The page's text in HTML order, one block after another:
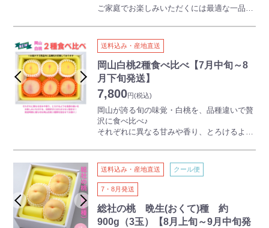
きません
ご家庭でお楽しみいただくには最適な一品で
このボリュームでこの価格はご満足いただけ
ること間違いなし！
規格外品のため、到着後はお早めにお召し上
がりください。
※お徳用商品のため、発送にお時間をいただ
く場合がございます。
【ご注意】
本商品は離島・沖縄県・北海道にはお届けで
きません
本商品には熨斗をつけることができません
送料込み・産地直送
岡山白桃2種食べ比べ【7月中旬～8
月下旬発送】
7,800円(税込)
岡山が誇る旬の味覚・白桃を、品種違いで贅
沢に食べ比べ♪
それぞれに異なる甘みや香り、とろけるよう
白桃好きにはたまらない詰合せです。
発送時期に最も旬な岡山白桃２種類を詰合せ
てお届けします！
※品種はお選びいただけません。
※お届けする商品内に品種名を記載しており
ます。
送料込み・産地直送 クール便
7・8月発送
総社の桃 晩生(おくて)種 約
900g（3玉）【8月上旬～9月中旬発